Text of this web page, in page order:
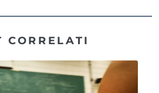
CORRELATI